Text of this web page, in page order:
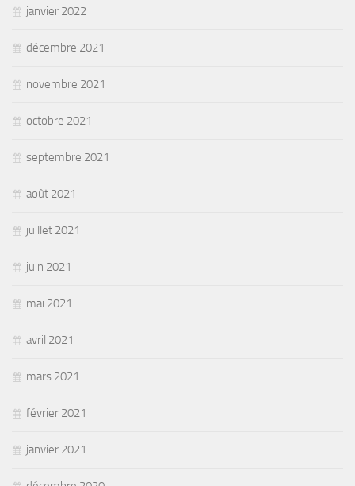
janvier 2022
décembre 2021
novembre 2021
octobre 2021
septembre 2021
août 2021
juillet 2021
juin 2021
mai 2021
avril 2021
mars 2021
février 2021
janvier 2021